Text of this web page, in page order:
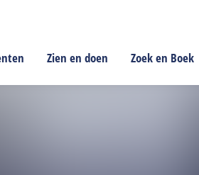
Zien en doen Zoek en Boek